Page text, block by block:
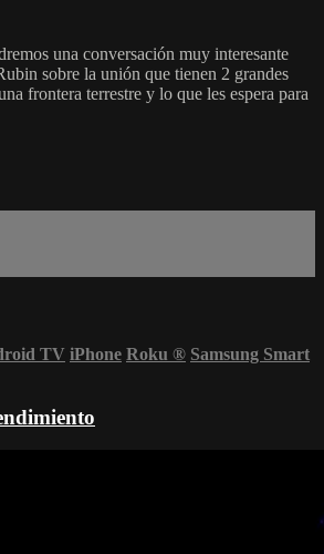
una conversación muy interesante
sobre la unión que tienen 2 grandes
frontera terrestre y lo que les espera para
TV iPhone Roku ® Samsung Smart